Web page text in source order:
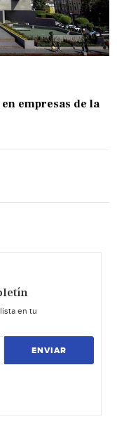
empresas de la
en tu
ENVIAR